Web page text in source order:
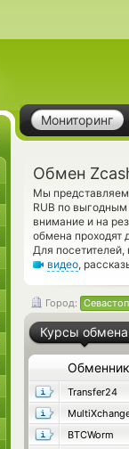
Мониторинг
Обмен
Мы
RUB по
внимание и на
обмена проходят
Для
видео,
Город:
Курсы обмена
Обменник
Transfer24
BTCWorm